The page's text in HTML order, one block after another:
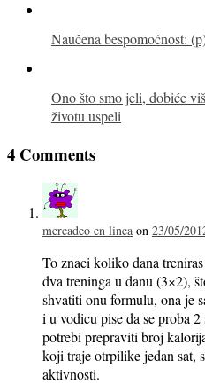
Naučena bespomoćnost:
Ono što smo jeli, dobiće
životu uspeli
4 Comments
mercadeo en linea on 23/05/
To znaci koliko dana
dva treninga u danu (3×2),
shvatiti onu formulu, ona je
i u vodicu pise da se proba
potrebi prepraviti broj
koji traje otrpilike jedan sat,
aktivnosti.